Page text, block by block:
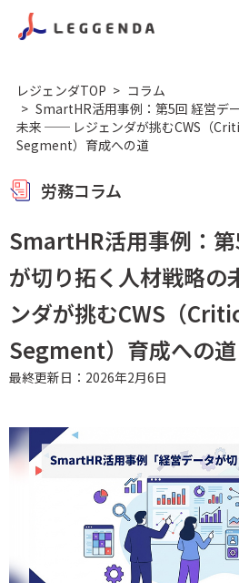
レジェンダTOP
コラム
SmartHR活用事例：第5回 経営デ
未来 ── レジェンダが挑むCWS（
Segment）育成への道
労務コラム
SmartHR活用事例：
が切り拓く人材戦略
ンダが挑むCWS（
Segment）育成への道
最終更新日：2026年2月6日